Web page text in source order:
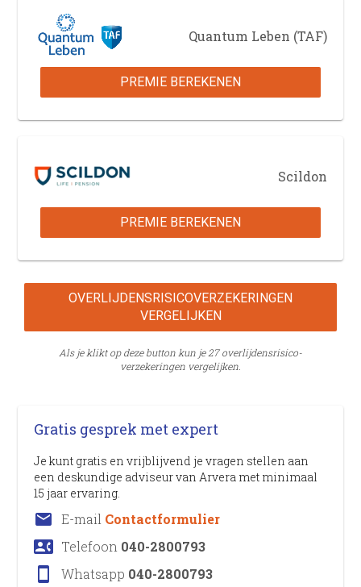
Quantum Leben (TAF)
PREMIE BEREKENEN
Scildon
PREMIE BEREKENEN
OVERLIJDENS­RISICO­VERZEKERINGEN
VERGELIJKEN
Als je klikt op deze button kun je 27 overlijdens­risico­
verzekeringen vergelijken.
Gratis gesprek met expert
Je kunt gratis en vrijblijvend je vragen stellen aan
een deskundige adviseur van Arvera met minimaal
15 jaar ervaring.
email E-mail Contactformulier
contact_phone Telefoon 040-2800793
stay_current_portrait Whatsapp 040-2800793